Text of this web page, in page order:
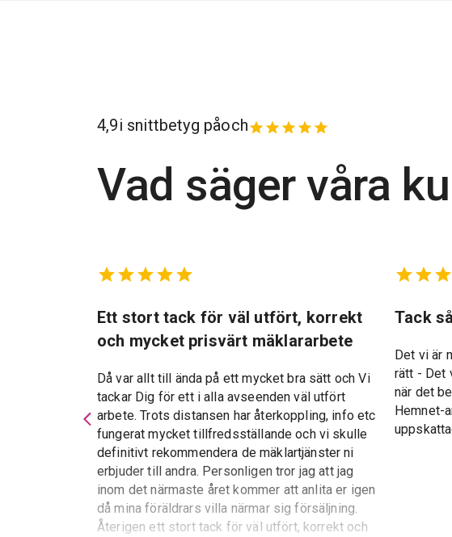
4,9i snittbetyg påoch
Vad säger våra
Ett stort tack för väl utfört, korrekt
och mycket prisvärt mäklararbete
Då var allt till ända på ett mycket bra sätt och Vi
tackar Dig för ett i alla avseenden väl utfört
arbete. Trots distansen har återkoppling, info etc
fungerat mycket tillfredsställande och vi skulle
definitivt rekommendera de mäklartjänster ni
erbjuder till andra. Personligen tror jag att jag
inom det närmaste året kommer att anlita er igen
då mina föräldrars villa närmar sig försäljning.
Återigen ett stort tack för väl utfört, korrekt och
Tack
Det vi är
rätt - Det
när det
Hemnet-